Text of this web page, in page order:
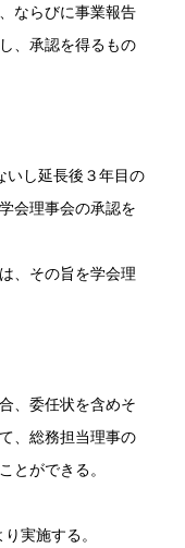
ならびに事業報告
、承認を得るもの
いし延長後３年目の
会理事会の承認を
、その旨を学会理
、委任状を含めそ
、総務担当理事の
とができる。
実施する。